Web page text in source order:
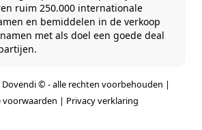
ruim 250.000 internationale
en bemiddelen in de verkoop
met als doel een goede deal
© - alle rechten voorbehouden |
voorwaarden | Privacy verklaring